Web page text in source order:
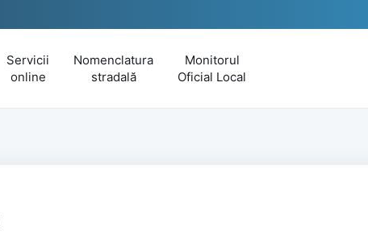
Servicii
online
Nomenclatura
stradală
Monitorul
Oficial Local